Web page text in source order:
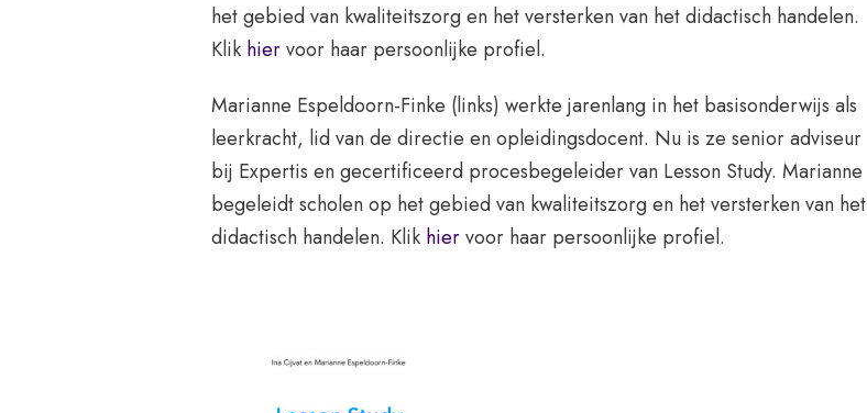
het gebied van kwaliteitszorg en het versterken van het didactisch handelen.
Klik hiervoor haar persoonlijke profiel.
Marianne Espeldoorn-Finke (links) werkte jarenlang in het basisonderwijs als
leerkracht, lid van de directie en opleidingsdocent. Nu is ze senior adviseur
bij Expertis en gecertificeerd procesbegeleider van Lesson Study. Marianne
begeleidt scholen op het gebied van kwaliteitszorg en het versterken van het
didactisch handelen. Klik hiervoor haar persoonlijke profiel.